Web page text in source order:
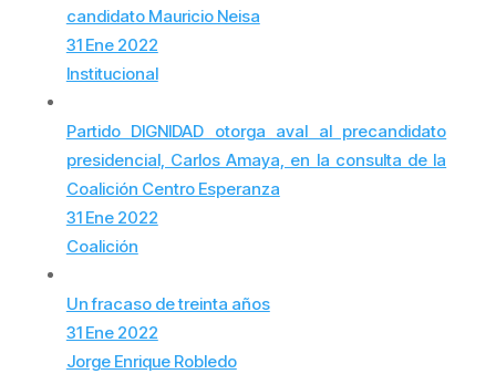
candidato Mauricio Neisa
31 Ene 2022
Institucional
Partido DIGNIDAD otorga aval al precandidato
presidencial, Carlos Amaya, en la consulta de la
Coalición Centro Esperanza
31 Ene 2022
Coalición
Un fracaso de treinta años
31 Ene 2022
Jorge Enrique Robledo